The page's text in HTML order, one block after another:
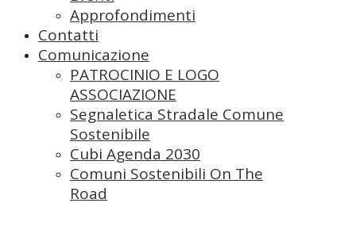
Approfondimenti
Contatti
Comunicazione
PATROCINIO E LOGO
ASSOCIAZIONE
Segnaletica Stradale Comune
Sostenibile
Cubi Agenda 2030
Comuni Sostenibili On The
Road